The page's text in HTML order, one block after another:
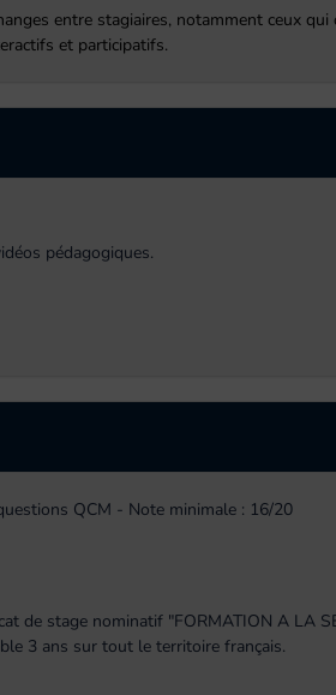
entre stagiaires, notamment ceux
et participatifs.
pédagogiques.
QCM - Note minimale : 16/20
de stage nominatif "FORMATION A LA
3 ans sur tout le territoire français.